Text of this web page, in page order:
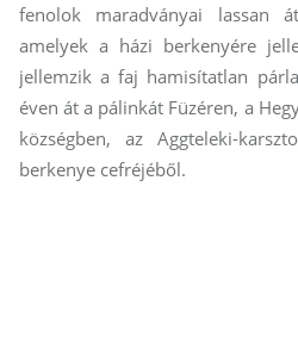
fenolok maradványai lassan
amelyek a házi berkenyére
jellemzik a faj hamisítatlan
éven át a pálinkát Füzéren, a
községben, az Aggteleki-
berkenye cefréjéből.